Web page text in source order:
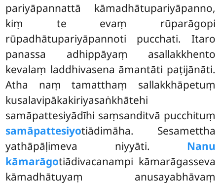
pariyāpannattā kāmadhātupariyāpanno,
kiṃ te evaṃ rūparāgopi
rūpadhātupariyāpannoti pucchati. Itaro
panassa adhippāyaṃ asallakkhento
kevalaṃ laddhivasena āmantāti paṭijānāti.
Atha naṃ tamatthaṃ sallakkhāpetuṃ
kusalavipākakiriyasaṅkhātehi
samāpattesiyādīhi saṃsanditvā pucchituṃ
samāpattesiyotiādimāha. Sesamettha
yathāpāḷimeva niyyāti. Nanu
kāmarāgotiādivacanampi kāmarāgasseva
kāmadhātuyaṃ anusayabhāvaṃ